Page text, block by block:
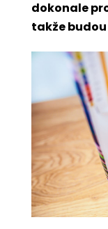
dokonale
takže